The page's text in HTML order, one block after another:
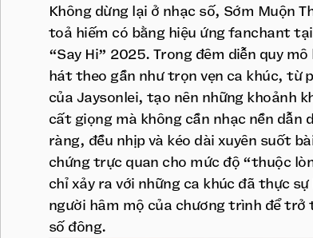
Không dừng lại ở nhạc số, Sớm Muộn
toả hiếm có bằng hiệu ứng fanchant
“Say Hi” 2025. Trong đêm diễn quy
hát theo gần như trọn vẹn ca khúc, từ
của Jaysonlei, tạo nên những khoảnh
cất giọng mà không cần nhạc nền dẫn
ràng, đều nhịp và kéo dài xuyên suốt
chứng trực quan cho mức độ “thuộc
chỉ xảy ra với những ca khúc đã thực
người hâm mộ của chương trình để trở
số đông.